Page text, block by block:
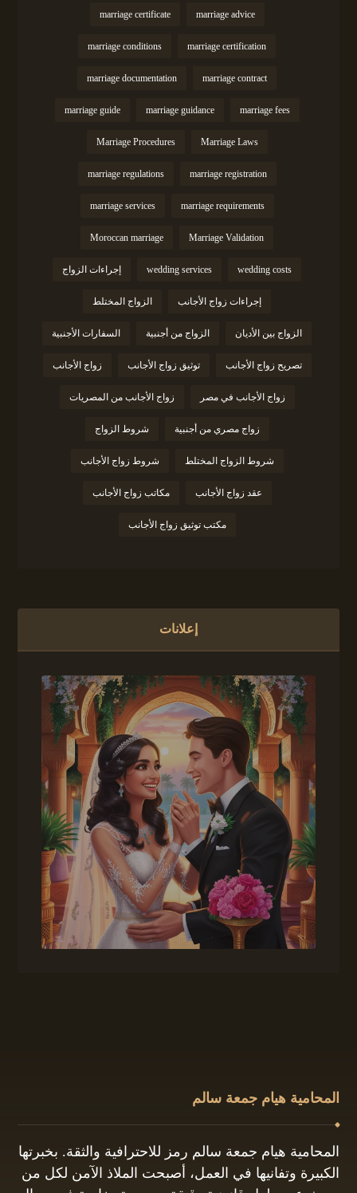
marriage advice
marriage certificate
marriage certification
marriage conditions
marriage contract
marriage documentation
marriage fees
marriage guidance
marriage guide
Marriage Laws
Marriage Procedures
marriage registration
marriage regulations
marriage requirements
marriage services
Marriage Validation
Moroccan marriage
wedding costs
wedding services إجراءات الزواج
إجراءات زواج الأجانب الزواج المختلط
الزواج بين الأديان الزواج من أجنبية السفارات الأجنبية
تصريح زواج الأجانب توثيق زواج الأجانب زواج الأجانب
زواج الأجانب في مصر زواج الأجانب من المصريات
زواج مصري من أجنبية شروط الزواج
شروط الزواج المختلط شروط زواج الأجانب
عقد زواج الأجانب مكاتب زواج الأجانب
مكتب توثيق زواج الأجانب
إعلانات
المحامية هيام جمعة سالم
المحامية هيام جمعة سالم رمز للاحترافية والثقة. بخبرتها
الكبيرة وتفانيها في العمل، أصبحت الملاذ الآمن لكل من